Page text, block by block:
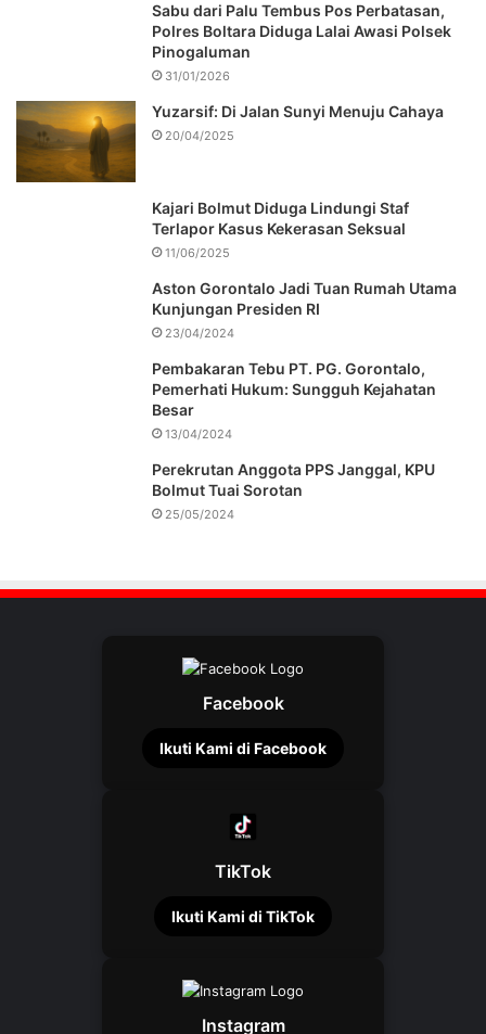
Sabu dari Palu Tembus Pos Perbatasan,
Polres Boltara Diduga Lalai Awasi Polsek
Pinogaluman
31/01/2026
Yuzarsif: Di Jalan Sunyi Menuju Cahaya
20/04/2025
Kajari Bolmut Diduga Lindungi Staf
Terlapor Kasus Kekerasan Seksual
11/06/2025
Aston Gorontalo Jadi Tuan Rumah Utama
Kunjungan Presiden RI
23/04/2024
Pembakaran Tebu PT. PG. Gorontalo,
Pemerhati Hukum: Sungguh Kejahatan
Besar
13/04/2024
Perekrutan Anggota PPS Janggal, KPU
Bolmut Tuai Sorotan
25/05/2024
Facebook
Ikuti Kami di Facebook
TikTok
Ikuti Kami di TikTok
Instagram